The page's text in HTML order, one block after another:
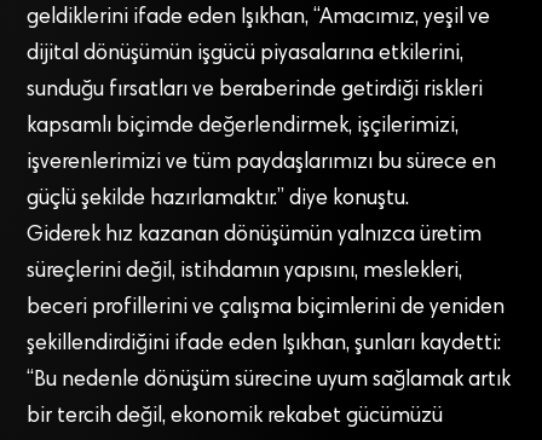
geldiklerini ifade eden Işıkhan, “Amacımız, yeşil ve
dijital dönüşümün işgücü piyasalarına etkilerini,
sunduğu fırsatları ve beraberinde getirdiği riskleri
kapsamlı biçimde değerlendirmek, işçilerimizi,
işverenlerimizi ve tüm paydaşlarımızı bu sürece en
güçlü şekilde hazırlamaktır.” diye konuştu.
Giderek hız kazanan dönüşümün yalnızca üretim
süreçlerini değil, istihdamın yapısını, meslekleri,
beceri profillerini ve çalışma biçimlerini de yeniden
şekillendirdiğini ifade eden Işıkhan, şunları kaydetti:
“Bu nedenle dönüşüm sürecine uyum sağlamak artık
bir tercih değil, ekonomik rekabet gücümüzü